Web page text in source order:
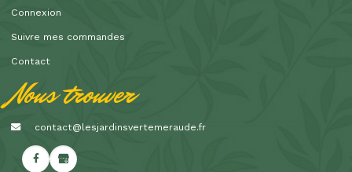
Connexion
Suivre mes commandes
Contact
Nous trouver
contact@lesjardinsvertemeraude.fr